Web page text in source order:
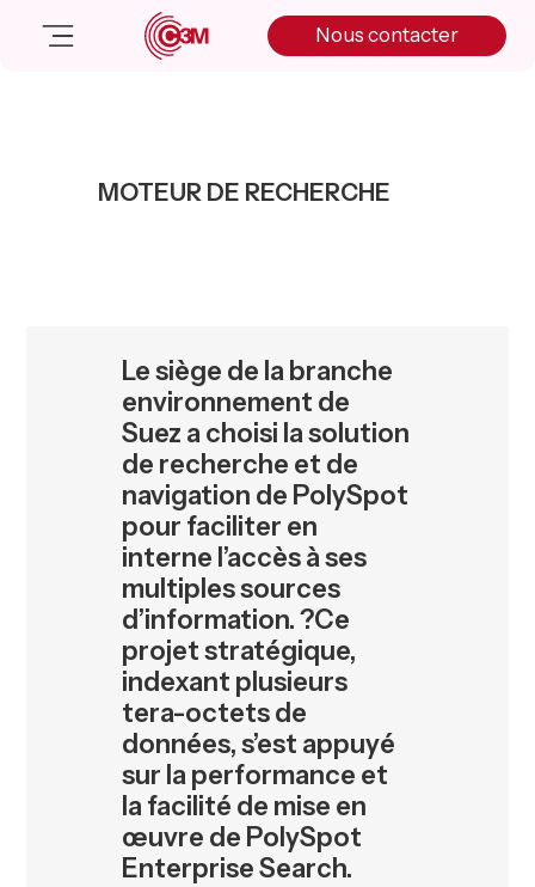
Nous contacter
Salle de presse
Nous contacter
MOTEUR DE RECHERCHE
Le siège de la branche
environnement de
Suez a choisi la solution
de recherche et de
navigation de PolySpot
pour faciliter en
interne l’accès à ses
multiples sources
d’information. ?Ce
projet stratégique,
indexant plusieurs
tera-octets de
données, s’est appuyé
sur la performance et
la facilité de mise en
œuvre de PolySpot
Enterprise Search.